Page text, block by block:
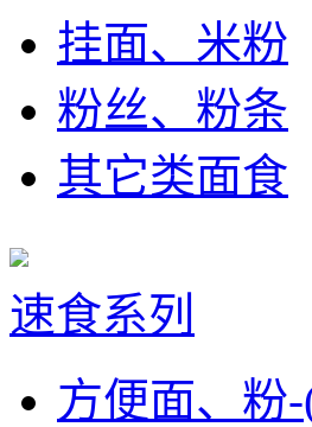
挂面、米粉
粉丝、粉条
其它类面食
速食系列
方便面、粉